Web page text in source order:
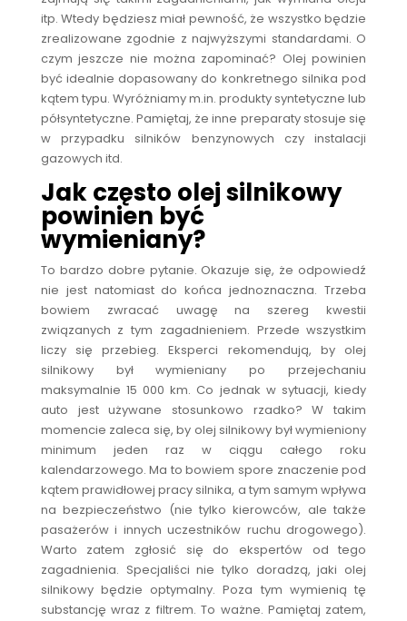
itp. Wtedy będziesz miał pewność, że wszystko będzie
zrealizowane zgodnie z najwyższymi standardami. O
czym jeszcze nie można zapominać? Olej powinien
być idealnie dopasowany do konkretnego silnika pod
kątem typu. Wyróżniamy m.in. produkty syntetyczne lub
półsyntetyczne. Pamiętaj, że inne preparaty stosuje się
w przypadku silników benzynowych czy instalacji
gazowych itd.
Jak często olej silnikowy
powinien być
wymieniany?
To bardzo dobre pytanie. Okazuje się, że odpowiedź
nie jest natomiast do końca jednoznaczna. Trzeba
bowiem zwracać uwagę na szereg kwestii
związanych z tym zagadnieniem. Przede wszystkim
liczy się przebieg. Eksperci rekomendują, by olej
silnikowy był wymieniany po przejechaniu
maksymalnie 15 000 km. Co jednak w sytuacji, kiedy
auto jest używane stosunkowo rzadko? W takim
momencie zaleca się, by olej silnikowy był wymieniony
minimum jeden raz w ciągu całego roku
kalendarzowego. Ma to bowiem spore znaczenie pod
kątem prawidłowej pracy silnika, a tym samym wpływa
na bezpieczeństwo (nie tylko kierowców, ale także
pasażerów i innych uczestników ruchu drogowego).
Warto zatem zgłosić się do ekspertów od tego
zagadnienia. Specjaliści nie tylko doradzą, jaki olej
silnikowy będzie optymalny. Poza tym wymienią tę
substancję wraz z filtrem. To ważne. Pamiętaj zatem,